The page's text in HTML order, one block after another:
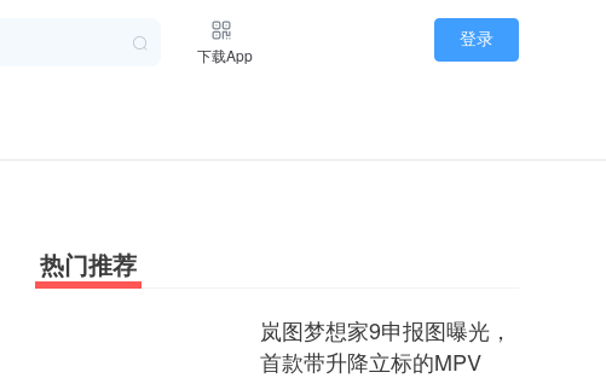
登录
下载App
热门推荐
岚图梦想家9申报图曝光，
首款带升降立标的MPV